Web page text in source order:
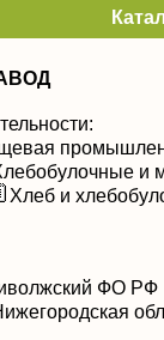
и
Хлеб и
ФО РФ